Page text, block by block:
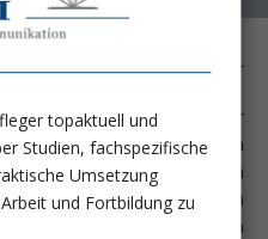
intensiver Disput darüber
bei älteren Patienten
sollten. War man bisher in
Gesellschaft davon
nur mäßigen bis geringen
topaktuell und
Studien, fachspezifische
Umsetzung
und Fortbildung zu